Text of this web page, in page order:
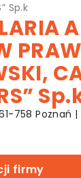
Sp.k
758 Poznań
firmy